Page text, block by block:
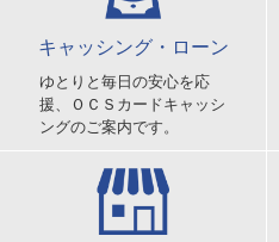
キャッシング・ローン
ゆとりと毎日の安心を応
援、ＯＣＳカードキャッシ
ングのご案内です。